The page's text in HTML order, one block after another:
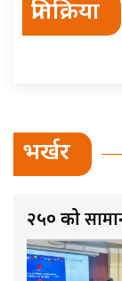
प्रतिक्रिया
भर्खर
२५० को